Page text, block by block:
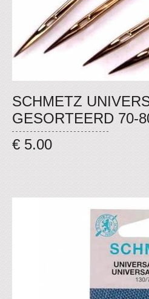
SCHMETZ
GESORTEERD 70-
€ 5.00